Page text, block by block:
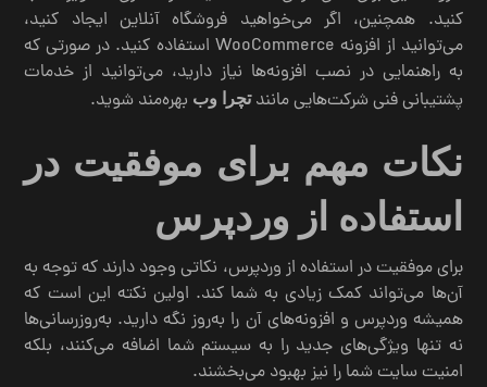
کنید. همچنین، اگر می‌خواهید فروشگاه آنلاین ایجاد کنید،
می‌توانید از افزونه WooCommerce استفاده کنید. در صورتی که
به راهنمایی در نصب افزونه‌ها نیاز دارید، می‌توانید از خدمات
پشتیبانی فنی شرکت‌هایی مانندتچرا وب بهره‌مند شوید.
نکات مهم برای موفقیت در
استفاده از وردپرس
برای موفقیت در استفاده از وردپرس، نکاتی وجود دارند که توجه به
آن‌ها می‌تواند کمک زیادی به شما کند. اولین نکته این است که
همیشه وردپرس و افزونه‌های آن را به‌روز نگه دارید. به‌روزرسانی‌ها
نه تنها ویژگی‌های جدید را به سیستم شما اضافه می‌کنند، بلکه
امنیت سایت شما را نیز بهبود می‌بخشند.